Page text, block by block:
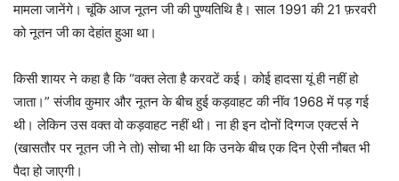
मामला जानेंगे। चूंकि आज नूतन जी की पुण्यतिथि है। साल 1991 की 21 फ़रवरी
को नूतन जी का देहांत हुआ था।
किसी शायर ने कहा है कि “वक्त लेता है करवटें कई। कोई हादसा यूं ही नहीं हो
जाता।” संजीव कुमार और नूतन के बीच हुई कड़वाहट की नींव 1968 में पड़ गई
थी। लेकिन उस वक्त वो कड़वाहट नहीं थी। ना ही इन दोनों दिग्गज एक्टर्स ने
(खासतौर पर नूतन जी ने तो) सोचा भी था कि उनके बीच एक दिन ऐसी नौबत भी
पैदा हो जाएगी।